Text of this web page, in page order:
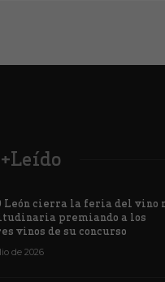
+Leído
León cierra la feria del vino
premiando a los
vinos de su concurso
de 2026